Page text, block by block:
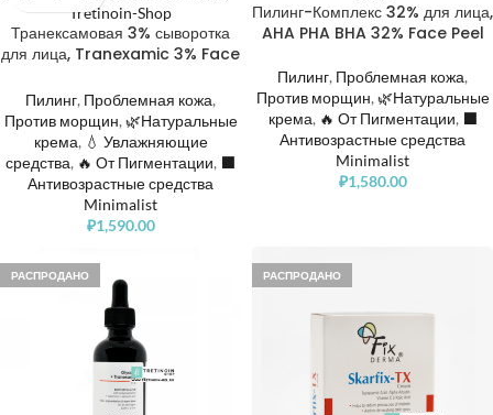
Транексамовая 3% сыворотка
для лица, Tranexamic 3% Face
acetyl glucosamine + HPA
Пилинг, Проблемная кожа,
Против морщин, 🌿Натуральные
крема, 💧 Увлажняющие
средства, 🔥 От Пигментации, ⬛️
Антивозрастные средства
Minimalist
₽1,590.00
Пилинг-Комплекс 32% для лица,
AHA PHA BHA 32% Face Peel
Пилинг, Проблемная кожа,
Против морщин, 🌿Натуральные
крема, 🔥 От Пигментации, ⬛️
Антивозрастные средства
Minimalist
₽1,580.00
РАСПРОДАНО РАСПРОДАНО